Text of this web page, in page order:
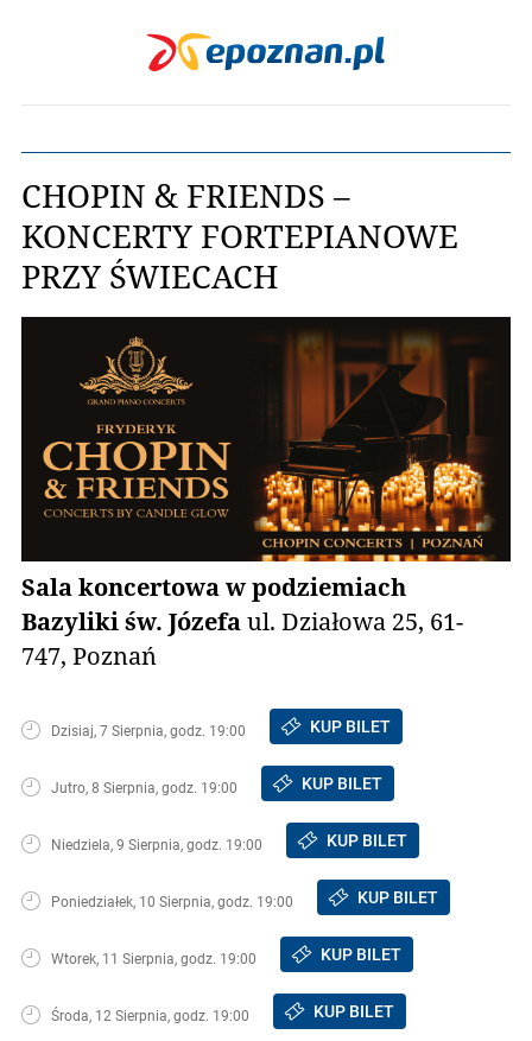
CHOPIN & FRIENDS –
KONCERTY FORTEPIANOWE
PRZY ŚWIECACH
Sala koncertowa w podziemiach
Bazyliki św. Józefaul. Działowa 25, 61-
747, Poznań
Dzisiaj, 7 Sierpnia, godz. 19:00 KUP BILET
Jutro, 8 Sierpnia, godz. 19:00 KUP BILET
Niedziela, 9 Sierpnia, godz. 19:00 KUP BILET
Poniedziałek, 10 Sierpnia, godz. 19:00 KUP BILET
Wtorek, 11 Sierpnia, godz. 19:00 KUP BILET
Środa, 12 Sierpnia, godz. 19:00 KUP BILET